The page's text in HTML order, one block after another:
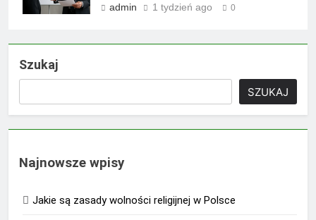
admin 1 tydzień ago 0
Szukaj
SZUKAJ
Najnowsze wpisy
Jakie są zasady wolności religijnej w Polsce